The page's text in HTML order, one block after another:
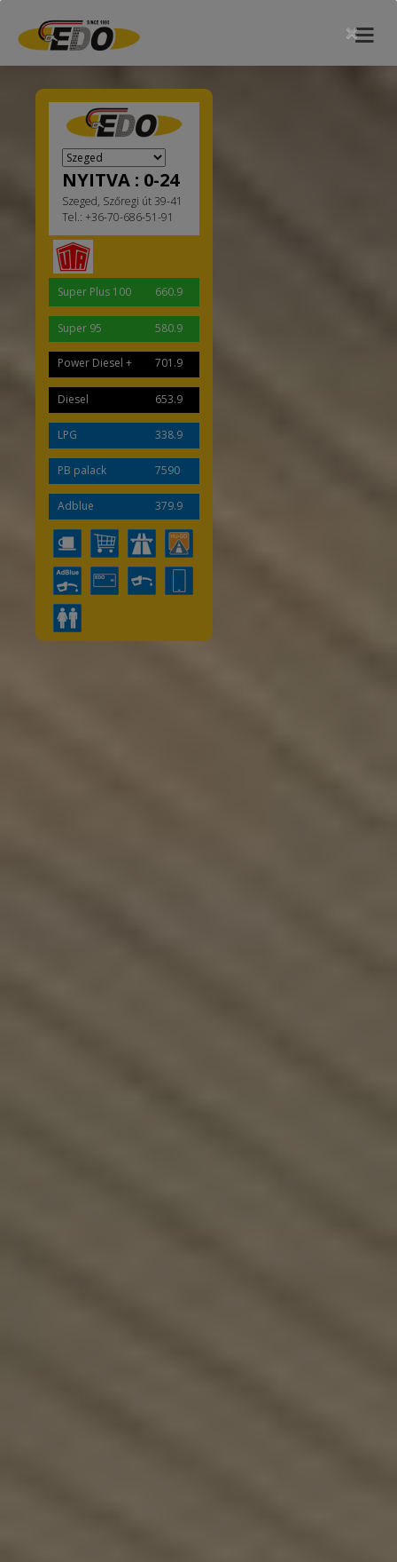
NYITVA : 0-24
Szeged, Szőregi út 39-41
Tel.: +36-70-686-51-91
Super Plus 100 660.9
Super 95 580.9
Power Diesel + 701.9
Diesel 653.9
LPG 338.9
PB palack 7590
Adblue 379.9
×